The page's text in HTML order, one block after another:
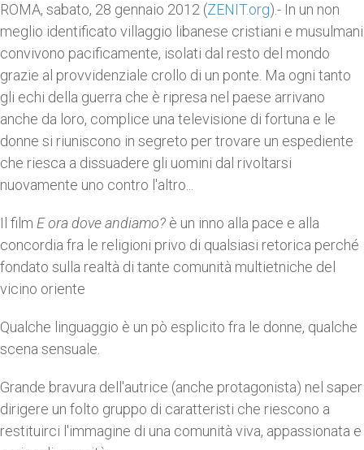
ROMA, sabato, 28 gennaio 2012 (ZENIT.org).- In un non
meglio identificato villaggio libanese cristiani e musulmani
convivono pacificamente, isolati dal resto del mondo
grazie al provvidenziale crollo di un ponte. Ma ogni tanto
gli echi della guerra che è ripresa nel paese arrivano
anche da loro, complice una televisione di fortuna e le
donne si riuniscono in segreto per trovare un espediente
che riesca a dissuadere gli uomini dal rivoltarsi
nuovamente uno contro l'altro...
Il film E ora dove andiamo? è un inno alla pace e alla
concordia fra le religioni privo di qualsiasi retorica perché
fondato sulla realtà di tante comunità multietniche del
vicino oriente
Qualche linguaggio è un pò esplicito fra le donne, qualche
scena sensuale.
Grande bravura dell'autrice (anche protagonista) nel saper
dirigere un folto gruppo di caratteristi che riescono a
restituirci l'immagine di una comunità viva, appassionata e